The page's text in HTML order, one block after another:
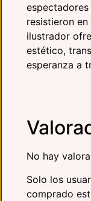
resistieron
ilustrador
estético,
esperanza a
No hay
Solo los
comprado